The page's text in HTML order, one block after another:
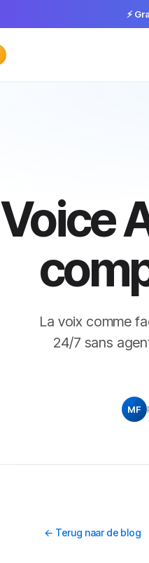
⚡
Voice
La voix comme
24/7 sans
MF
← Terug naar de blog